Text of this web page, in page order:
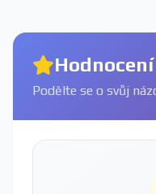
Podělte se o svůj